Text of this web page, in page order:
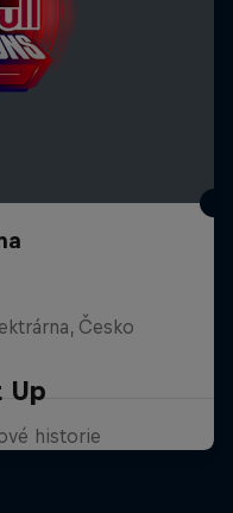
Česko
Up
historie